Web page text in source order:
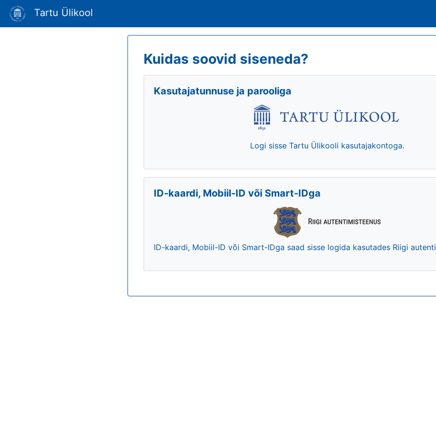
Tartu Ülikool
Kuidas soovid siseneda?
Kasutajatunnuse ja parooliga
Logi sisse Tartu Ülikooli kasutajakontoga.
ID-kaardi, Mobiil-ID või Smart-IDga
ID-kaardi, Mobiil-ID või Smart-IDga saad sisse logida kasutades Riigi